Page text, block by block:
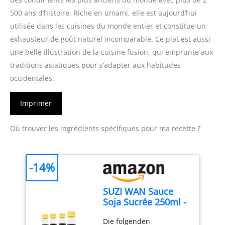
500 ans d’histoire. Riche en umami, elle est aujourd’hui
utilisée dans les cuisines du monde entier et constitue un
exhausteur de goût naturel incomparable. Ce plat est aussi
une belle illustration de la cuisine fusion, qui emprunte aux
traditions asiatiques pour s’adapter aux habitudes
occidentales.
Imprimer
Où trouver les ingrédients spécifiques pour ma recette ?
SUZI WAN Sauce
Soja Sucrée 250ml -
Die folgenden
-14%